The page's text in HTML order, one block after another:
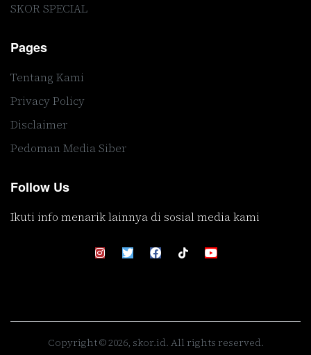
SKOR SPECIAL
Pages
Tentang Kami
Privacy Policy
Disclaimer
Pedoman Media Siber
Follow Us
Ikuti info menarik lainnya di sosial media kami
Copyright © 2026, skor.id. All rights reserved.